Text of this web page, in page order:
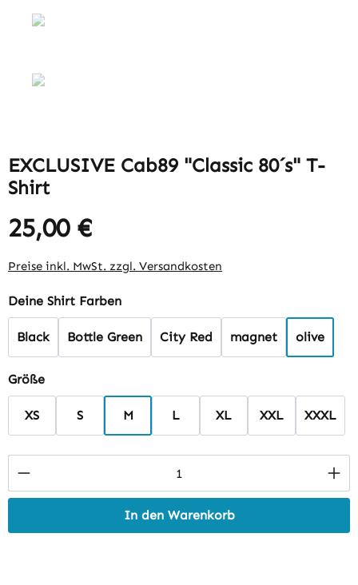
EXCLUSIVE Cab89 "Classic 80´s" T-
Shirt
25,00 €
Preise inkl. MwSt. zzgl. Versandkosten
Deine Shirt Farbenauswählen
Black Bottle Green City Red magnet olive
Größeauswählen
XS S M L XL XXL XXXL
Produkt Anzahl: Gib den gewünschten
In den Warenkorb